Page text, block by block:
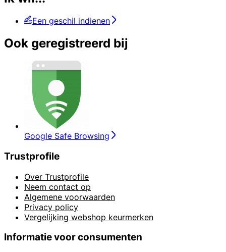
Een geschil indienen
Ook geregistreerd bij
Google Safe Browsing
Trustprofile
Over Trustprofile
Neem contact op
Algemene voorwaarden
Privacy policy
Vergelijking webshop keurmerken
Informatie voor consumenten